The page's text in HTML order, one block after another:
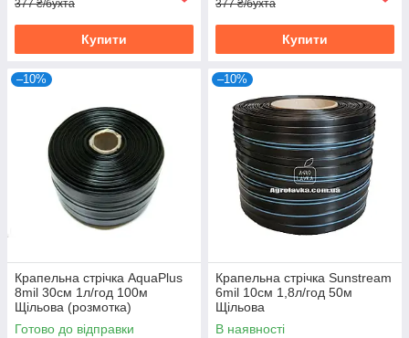
377 ₴/бухта
Купити
377 ₴/бухта
Купити
–10%
Крапельна стрічка AquaPlus
8mil 30см 1л/год 100м
Щільова (розмотка)
Готово до відправки
–10%
Крапельна стрічка Sunstream
6mil 10см 1,8л/год 50м
Щільова
В наявності